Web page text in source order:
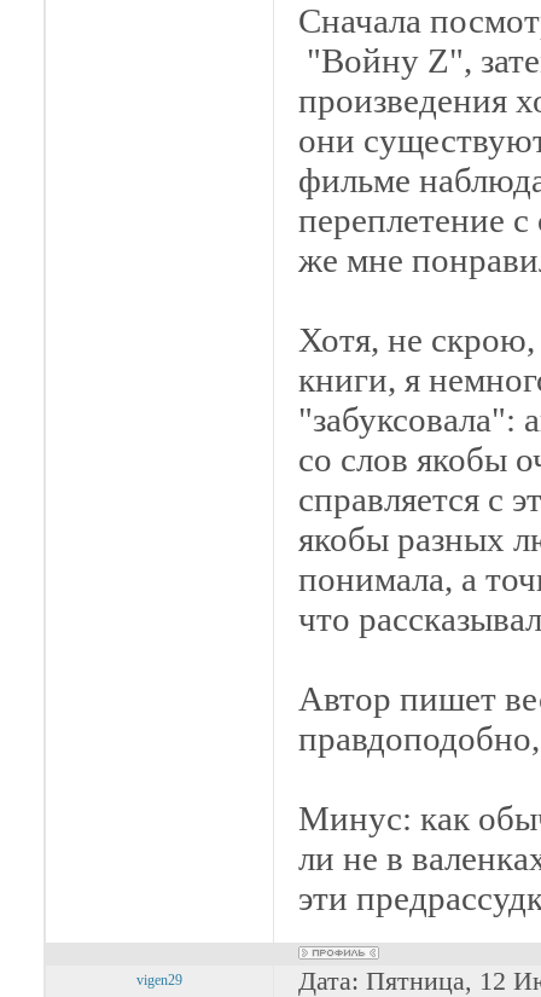
Сначала
"Войну Z",
произведения
они
фильме
переплетение
же мне
Хотя, не скрою,
книги, я
"забуксовала":
со слов якобы
справляется с
якобы разных
понимала, а
что
Автор пишет
Минус: как
ли не в
эти
vigen29 Дата: Пятница, 12